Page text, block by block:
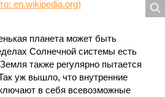
планета может быть
Солнечной системы есть
также регулярно пытается
уж вышло, что внутренние
в себя всевозможные